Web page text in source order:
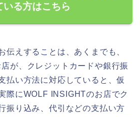
いる方はこちら
伝えすることは、あくまでも、
が、クレジットカードや銀行振
払い方法に対応していると、仮
際にWOLF INSIGHTのお店でク
振り込み、代引などの支払い方